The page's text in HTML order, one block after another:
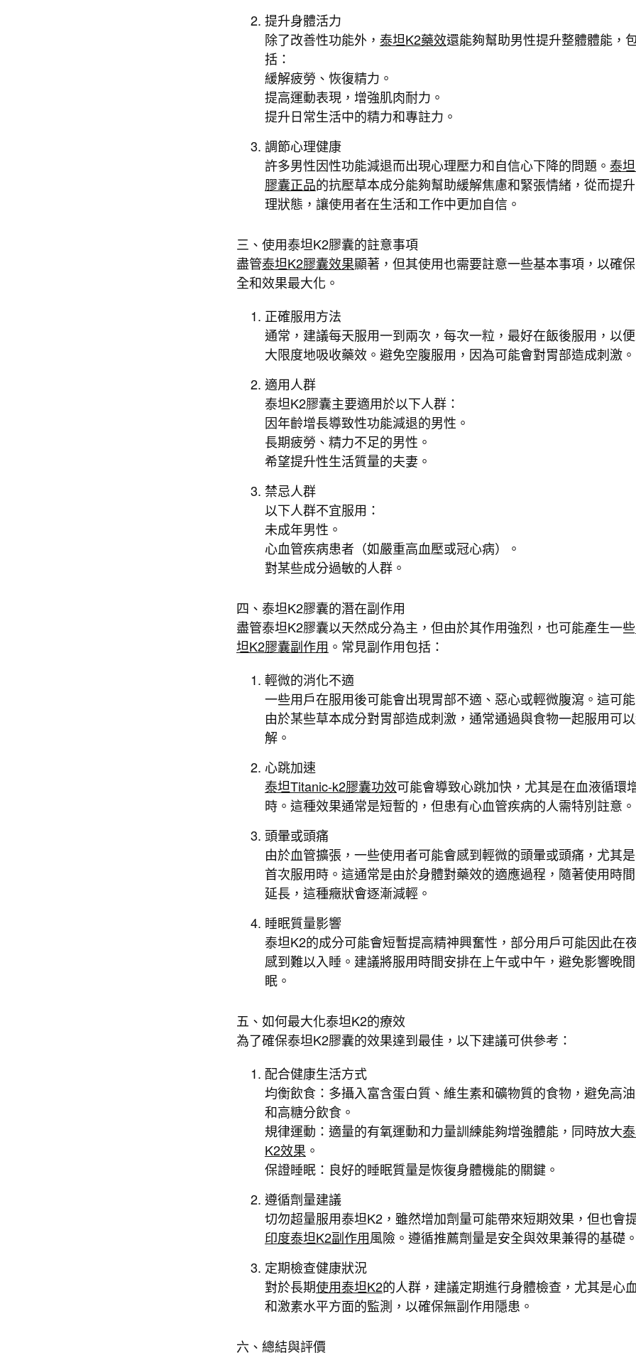
提升身體活力
除了改善性功能外， 泰坦K2藥效還能夠幫助男性提升整體體能，
括：
緩解疲勞、恢復精力。
提高運動表現，增強肌肉耐力。
提升日常生活中的精力和專註力。
調節心理健康
許多男性因性功能減退而出現心理壓力和自信心下降的問題。 泰
膠囊正品的抗壓草本成分能夠幫助緩解焦慮和緊張情緒，從而提
理狀態，讓使用者在生活和工作中更加自信。
三、使用泰坦K2膠囊的註意事項
盡管泰坦K2膠囊效果顯著，但其使用也需要註意一些基本事項，以確
全和效果最大化。
正確服用方法
通常，建議每天服用一到兩次，每次一粒，最好在飯後服用，以
大限度地吸收藥效。避免空腹服用，因為可能會對胃部造成刺激。
適用人群
泰坦K2膠囊主要適用於以下人群：
因年齡增長導致性功能減退的男性。
長期疲勞、精力不足的男性。
希望提升性生活質量的夫妻。
禁忌人群
以下人群不宜服用：
未成年男性。
心血管疾病患者（如嚴重高血壓或冠心病）。
對某些成分過敏的人群。
四、泰坦K2膠囊的潛在副作用
盡管泰坦K2膠囊以天然成分為主，但由於其作用強烈，也可能產生一些
坦K2膠囊副作用 。常見副作用包括：
輕微的消化不適
一些用戶在服用後可能會出現胃部不適、惡心或輕微腹瀉。這可
由於某些草本成分對胃部造成刺激，通常通過與食物一起服用可
解。
心跳加速
泰坦Titanic-k2膠囊功效可能會導致心跳加快，尤其是在血液循環
時。這種效果通常是短暫的，但患有心血管疾病的人需特別註意。
頭暈或頭痛
由於血管擴張，一些使用者可能會感到輕微的頭暈或頭痛，尤其
首次服用時。這通常是由於身體對藥效的適應過程，隨著使用時
延長，這種癥狀會逐漸減輕。
睡眠質量影響
泰坦K2的成分可能會短暫提高精神興奮性，部分用戶可能因此在
感到難以入睡。建議將服用時間安排在上午或中午，避免影響晚
眠。
五、如何最大化泰坦K2的療效
為了確保泰坦K2膠囊的效果達到最佳，以下建議可供參考：
配合健康生活方式
均衡飲食：多攝入富含蛋白質、維生素和礦物質的食物，避免高
和高糖分飲食。
規律運動：適量的有氧運動和力量訓練能夠增強體能，同時放大
K2效果 。
保證睡眠：良好的睡眠質量是恢復身體機能的關鍵。
遵循劑量建議
切勿超量服用泰坦K2，雖然增加劑量可能帶來短期效果，但也會
印度泰坦K2副作用風險。遵循推薦劑量是安全與效果兼得的基礎
定期檢查健康狀況
對於長期使用泰坦K2的人群，建議定期進行身體檢查，尤其是心
和激素水平方面的監測，以確保無副作用隱患。
六、總結與評價